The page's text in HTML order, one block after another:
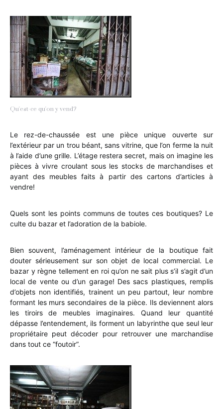
Qu'est-ce qu'on y vend?
Le rez-de-chaussée est une pièce unique ouverte sur
l’extérieur par un trou béant, sans vitrine, que l’on ferme la nuit
à l’aide d’une grille. L’étage restera secret, mais on imagine les
pièces à vivre croulant sous les stocks de marchandises et
ayant des meubles faits à partir des cartons d’articles à
vendre!
Quels sont les points communs de toutes ces boutiques? Le
culte du bazar et l’adoration de la babiole.
Bien souvent, l’aménagement intérieur de la boutique fait
douter sérieusement sur son objet de local commercial. Le
bazar y règne tellement en roi qu’on ne sait plus s’il s’agit d’un
local de vente ou d’un garage! Des sacs plastiques, remplis
d’objets non identifiés, trainent un peu partout, leur nombre
formant les murs secondaires de la pièce. Ils deviennent alors
les tiroirs de meubles imaginaires. Quand leur quantité
dépasse l’entendement, ils forment un labyrinthe que seul leur
propriétaire peut décoder pour retrouver une marchandise
dans tout ce “foutoir”.